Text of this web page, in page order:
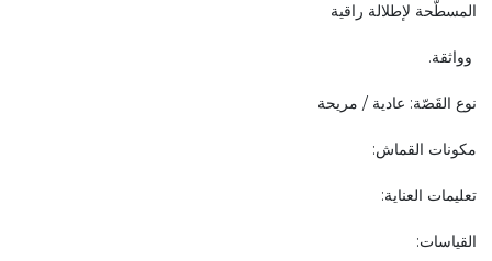
المسطّحة لإطلالة راقية
وواثقة.
نوع القَصّة: عادية / مريحة
مكونات القماش:
تعليمات العناية:
القياسات: